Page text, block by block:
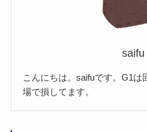
saifu
こんにちは。saifuです。G1は
場で損してます。